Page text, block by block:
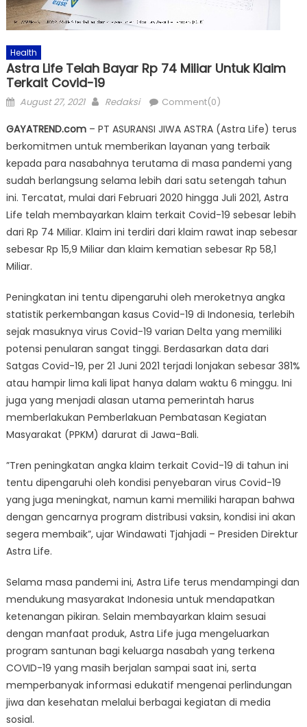
Health
Astra Life Telah Bayar Rp 74 Miliar Untuk Klaim
Terkait Covid-19
Posted
August 27, 2021 Author
Redaksi Comment(0)
GAYATREND.com– PT ASURANSI JIWA ASTRA (Astra Life) terus
berkomitmen untuk memberikan layanan yang terbaik
kepada para nasabahnya terutama di masa pandemi yang
sudah berlangsung selama lebih dari satu setengah tahun
ini. Tercatat, mulai dari Februari 2020 hingga Juli 2021, Astra
Life telah membayarkan klaim terkait Covid-19 sebesar lebih
dari Rp 74 Miliar. Klaim ini terdiri dari klaim rawat inap sebesar
sebesar Rp 15,9 Miliar dan klaim kematian sebesar Rp 58,1
Miliar.
Peningkatan ini tentu dipengaruhi oleh meroketnya angka
statistik perkembangan kasus Covid-19 di Indonesia, terlebih
sejak masuknya virus Covid-19 varian Delta yang memiliki
potensi penularan sangat tinggi. Berdasarkan data dari
Satgas Covid-19, per 21 Juni 2021 terjadi lonjakan sebesar 381%
atau hampir lima kali lipat hanya dalam waktu 6 minggu. Ini
juga yang menjadi alasan utama pemerintah harus
memberlakukan Pemberlakuan Pembatasan Kegiatan
Masyarakat (PPKM) darurat di Jawa-Bali.
”Tren peningkatan angka klaim terkait Covid-19 di tahun ini
tentu dipengaruhi oleh kondisi penyebaran virus Covid-19
yang juga meningkat, namun kami memiliki harapan bahwa
dengan gencarnya program distribusi vaksin, kondisi ini akan
segera membaik”, ujar Windawati Tjahjadi – Presiden Direktur
Astra Life.
Selama masa pandemi ini, Astra Life terus mendampingi dan
mendukung masyarakat Indonesia untuk mendapatkan
ketenangan pikiran. Selain membayarkan klaim sesuai
dengan manfaat produk, Astra Life juga mengeluarkan
program santunan bagi keluarga nasabah yang terkena
COVID-19 yang masih berjalan sampai saat ini, serta
memperbanyak informasi edukatif mengenai perlindungan
jiwa dan kesehatan melalui berbagai kegiatan di media
sosial.